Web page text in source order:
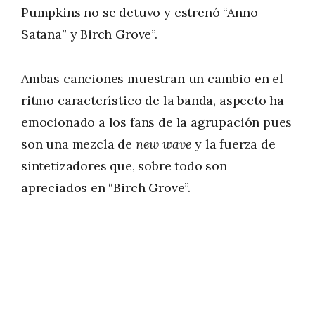
Pumpkins no se detuvo y estrenó “Anno
Satana” y Birch Grove”.
Ambas canciones muestran un cambio en el
ritmo característico de la banda, aspecto ha
emocionado a los fans de la agrupación pues
son una mezcla de new wave y la fuerza de
sintetizadores que, sobre todo son
apreciados en “Birch Grove”.